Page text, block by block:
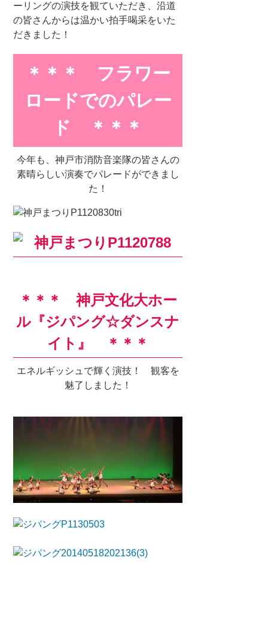
ーリングの演技を観ていただき、沿道
の皆さんからは温かい拍手喝采をいた
だきました！
＊＊＊ フラワー
ロードでのパレー
ド ＊＊＊
今年も、神戸市消防音楽隊の皆さんの
素晴らしい演奏でパレードができまし
た！
＊＊＊ 神戸文化大ホー
ル『ジパング☆ダンスナ
イト』 ＊＊＊
エネルギッシュで輝く演技！ 観客を
魅了しました！